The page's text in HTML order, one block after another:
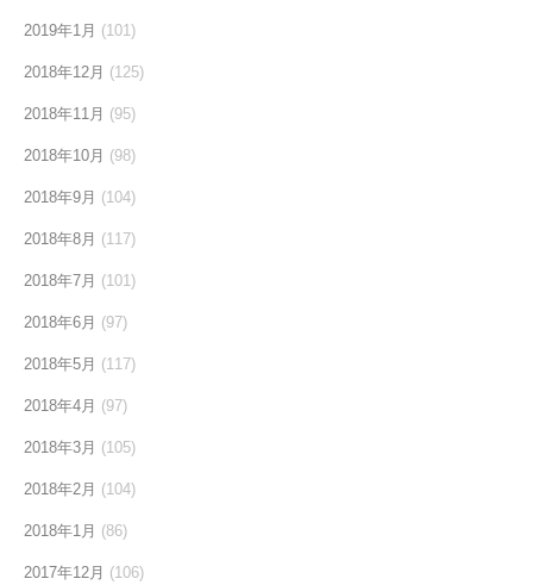
2019年1月 (101)
2018年12月 (125)
2018年11月 (95)
2018年10月 (98)
2018年9月 (104)
2018年8月 (117)
2018年7月 (101)
2018年6月 (97)
2018年5月 (117)
2018年4月 (97)
2018年3月 (105)
2018年2月 (104)
2018年1月 (86)
2017年12月 (106)